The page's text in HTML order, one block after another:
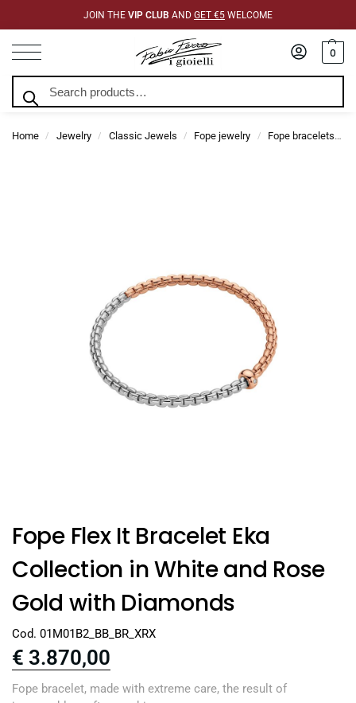
JOIN THE VIP CLUB AND GET €5 WELCOME
0
Home / Jewelry / Classic Jewels / Fope jewelry / Fope bracelets
Fope Flex It Bracelet Eka
Collection in White and Rose
Gold with Diamonds
Cod. 01M01B2_BB_BR_XRX
€ 3.870,00
Fope bracelet, made with extreme care, the result of